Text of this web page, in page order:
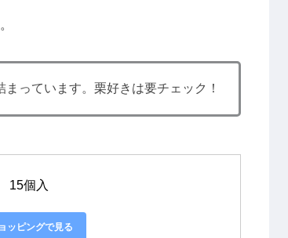
っています。栗好きは要チェック！
15個入
ッピングで見る